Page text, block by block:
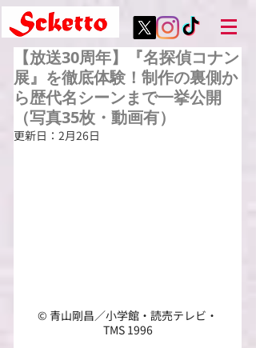
【放送30周年】『名探偵コナン
展』を徹底体験！制作の裏側か
ら歴代名シーンまで一挙公開
（写真35枚・動画有）
更新日： 2月26日
© 青山剛昌／小学館・読売テレビ・
TMS 1996